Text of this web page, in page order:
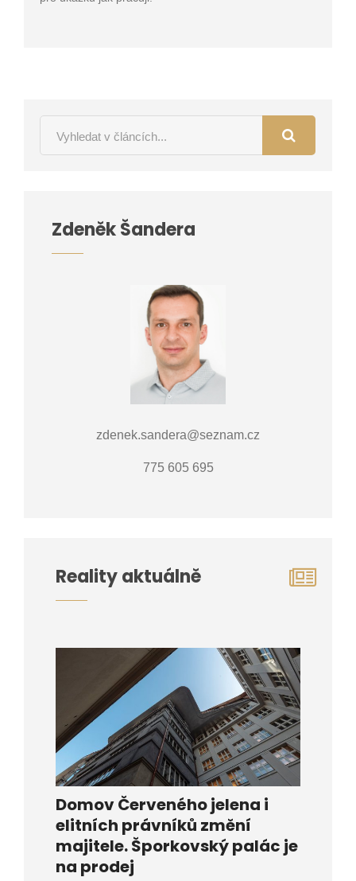
Zdeněk Šandera
zdenek.sandera@seznam.cz
775 605 695
Reality aktuálně
Domov Červeného jelena i
elitních právníků změní
majitele. Šporkovský palác je
na prodej